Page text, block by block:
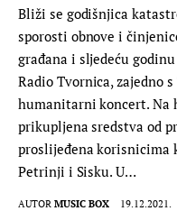
Bliži se godišnjica
sporosti obnove i
građana i sljedeću
Radio Tvornica, zajedno
humanitarni koncert. Na
prikupljena sredstva od
proslijeđena korisnicima
Petrinji i Sisku. U…
AUTOR MUSIC BOX 19.12.2021.